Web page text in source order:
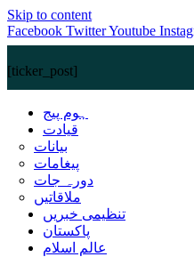
Skip to content
Facebook TwitterYoutube
[ticker_post]
ہوم پیج
قیادت
بیانات
پیغامات
دورہ جات
ملاقاتیں
تنظیمی خبریں
پاکستان
عالم اسلام